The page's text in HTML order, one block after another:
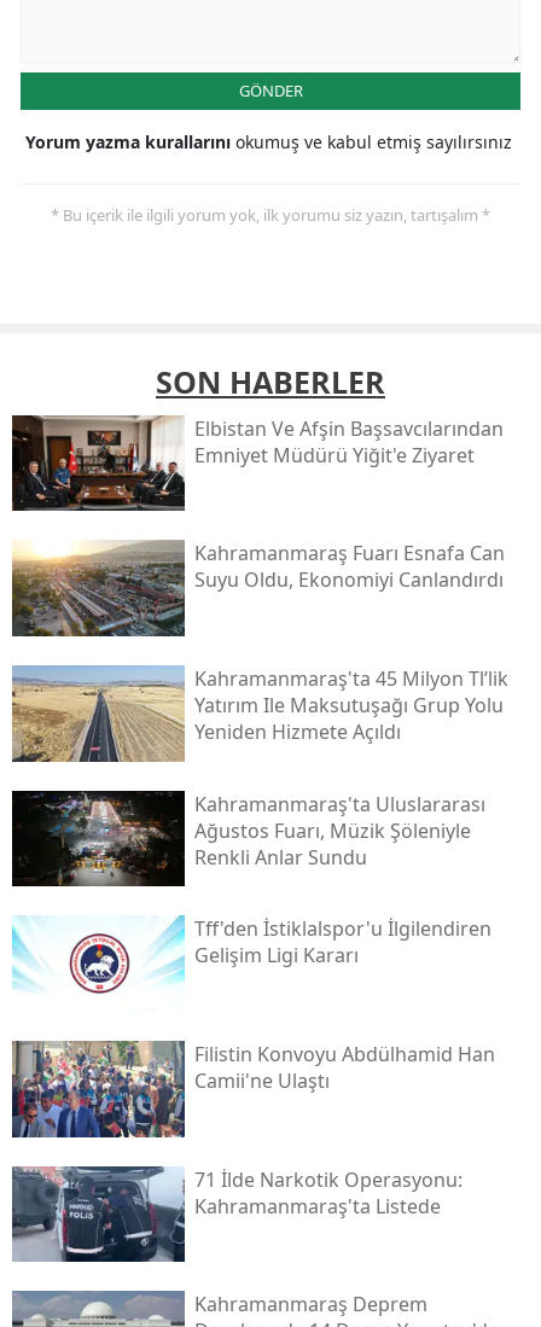
GÖNDER
Yorum yazma kurallarını okumuş ve kabul etmiş sayılırsınız
* Bu içerik ile ilgili yorum yok, ilk yorumu siz yazın, tartışalım *
SON HABERLER
Elbistan Ve Afşin Başsavcılarından
Emniyet Müdürü Yiğit'e Ziyaret
Kahramanmaraş Fuarı Esnafa Can
Suyu Oldu, Ekonomiyi Canlandırdı
Kahramanmaraş'ta 45 Milyon Tl’lik
Yatırım Ile Maksutuşağı Grup Yolu
Yeniden Hizmete Açıldı
Kahramanmaraş'ta Uluslararası
Ağustos Fuarı, Müzik Şöleniyle
Renkli Anlar Sundu
Tff'den İstiklalspor'u İlgilendiren
Gelişim Ligi Kararı
Filistin Konvoyu Abdülhamid Han
Camii'ne Ulaştı
71 İlde Narkotik Operasyonu:
Kahramanmaraş'ta Listede
Kahramanmaraş Deprem